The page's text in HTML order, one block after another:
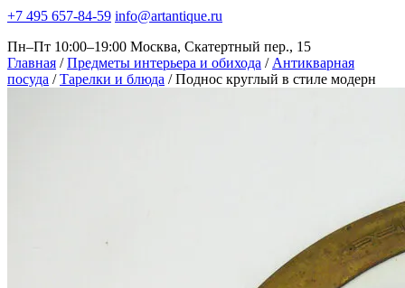
+7 495 657-84-59 info@artantique.ru
Пн–Пт 10:00–19:00 Москва, Скатертный пер., 15
Главная / Предметы интерьера и обихода / Антикварная
посуда / Тарелки и блюда / Поднос круглый в стиле модерн